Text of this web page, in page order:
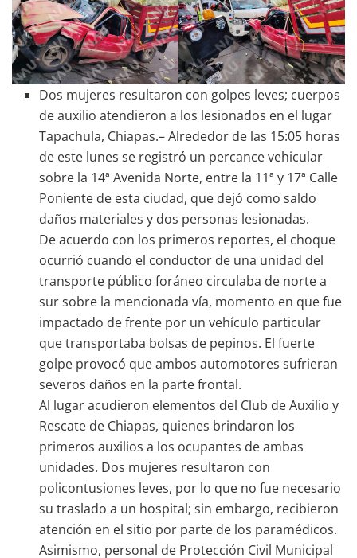
Dos mujeres resultaron con golpes leves; cuerpos
de auxilio atendieron a los lesionados en el lugar
Tapachula, Chiapas.– Alrededor de las 15:05 horas
de este lunes se registró un percance vehicular
sobre la 14ª Avenida Norte, entre la 11ª y 17ª Calle
Poniente de esta ciudad, que dejó como saldo
daños materiales y dos personas lesionadas.
De acuerdo con los primeros reportes, el choque
ocurrió cuando el conductor de una unidad del
transporte público foráneo circulaba de norte a
sur sobre la mencionada vía, momento en que fue
impactado de frente por un vehículo particular
que transportaba bolsas de pepinos. El fuerte
golpe provocó que ambos automotores sufrieran
severos daños en la parte frontal.
Al lugar acudieron elementos del Club de Auxilio y
Rescate de Chiapas, quienes brindaron los
primeros auxilios a los ocupantes de ambas
unidades. Dos mujeres resultaron con
policontusiones leves, por lo que no fue necesario
su traslado a un hospital; sin embargo, recibieron
atención en el sitio por parte de los paramédicos.
Asimismo, personal de Protección Civil Municipal